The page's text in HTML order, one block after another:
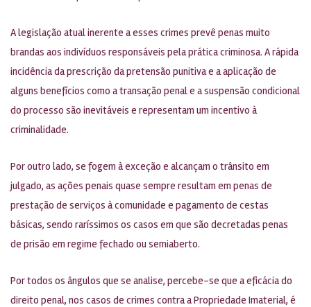
A legislação atual inerente a esses crimes prevê penas muito
brandas aos indivíduos responsáveis pela prática criminosa. A rápida
incidência da prescrição da pretensão punitiva e a aplicação de
alguns benefícios como a transação penal e a suspensão condicional
do processo são inevitáveis e representam um incentivo à
criminalidade.
Por outro lado, se fogem à exceção e alcançam o trânsito em
julgado, as ações penais quase sempre resultam em penas de
prestação de serviços à comunidade e pagamento de cestas
básicas, sendo raríssimos os casos em que são decretadas penas
de prisão em regime fechado ou semiaberto.
Por todos os ângulos que se analise, percebe-se que a eficácia do
direito penal, nos casos de crimes contra a Propriedade Imaterial, é